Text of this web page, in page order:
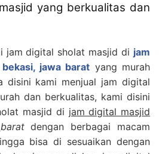
yang berkualitas dan
jam digital sholat masjid di jam
jawa barat yang murah
disini kami menjual jam digital
dan berkualitas, kami disini
masjid di jam digital masjid
baratdengan berbagai macam
bisa di sesuaikan dengan